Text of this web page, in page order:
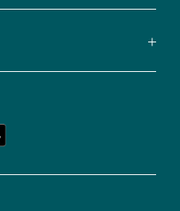
Redoute.
de
en
cualquier
Para